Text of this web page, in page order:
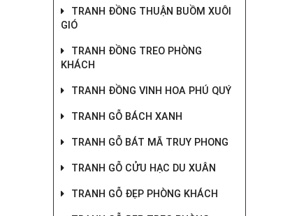
TRANH ĐỒNG THUẬN BUỒM XUÔI
GIÓ
TRANH ĐỒNG TREO PHÒNG
KHÁCH
TRANH ĐỒNG VINH HOA PHÚ QUÝ
TRANH GỖ BÁCH XANH
TRANH GỖ BÁT MÃ TRUY PHONG
TRANH GỖ CỬU HẠC DU XUÂN
TRANH GỖ ĐẸP PHÒNG KHÁCH